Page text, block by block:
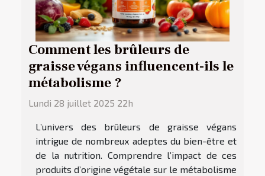
Comment les brûleurs de
graisse végans influencent-ils le
métabolisme ?
Lundi 28 juillet 2025 22h
L’univers des brûleurs de graisse végans
intrigue de nombreux adeptes du bien-être et
de la nutrition. Comprendre l’impact de ces
produits d’origine végétale sur le métabolisme